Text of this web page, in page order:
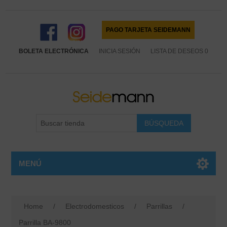
PAGO TARJETA SEIDEMANN
BOLETA ELECTRÓNICA INICIA SESIÓN LISTA DE DESEOS 0
MENÚ
Home / Electrodomesticos / Parrillas
/
Parrilla BA-9800